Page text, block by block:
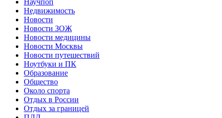
Недвижимость
Новости
Новости ЗОЖ
Новости медицины
Новости Москвы
Новости путешествий
Ноутбуки и ПК
Образование
Общество
Около спорта
Отдых в России
Отдых за границей